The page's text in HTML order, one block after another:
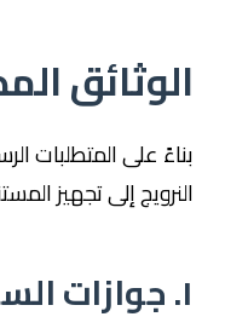
الوثائق
بناءً على المتطلبات
النرويج إلى تجهيز